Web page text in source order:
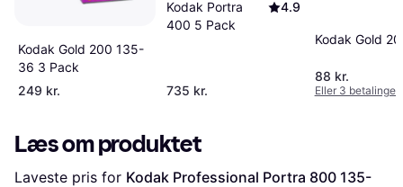
Kodak Gold 200 135-
36 3 Pack
249 kr.
Kodak Portra
400 5 Pack
4.9
735 kr.
Kodak Gold
88 kr.
Eller 3 betalinger
Læs om produktet
Laveste pris for Kodak Professional Portra 800 135-